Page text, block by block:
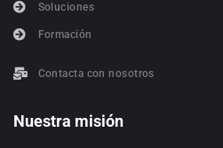
Soluciones
Formación
Contacta con nosotros
Nuestra misión